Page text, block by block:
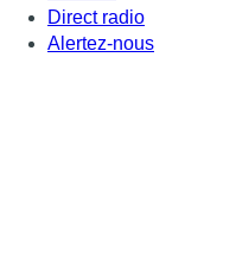
Direct radio
Alertez-nous